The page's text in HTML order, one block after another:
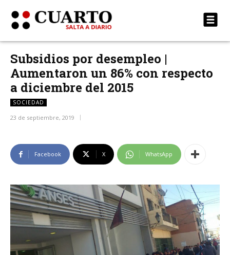
Subsidios por desempleo |
Aumentaron un 86% con respecto
a diciembre del 2015
SOCIEDAD
23 de septiembre, 2019
Facebook X WhatsApp